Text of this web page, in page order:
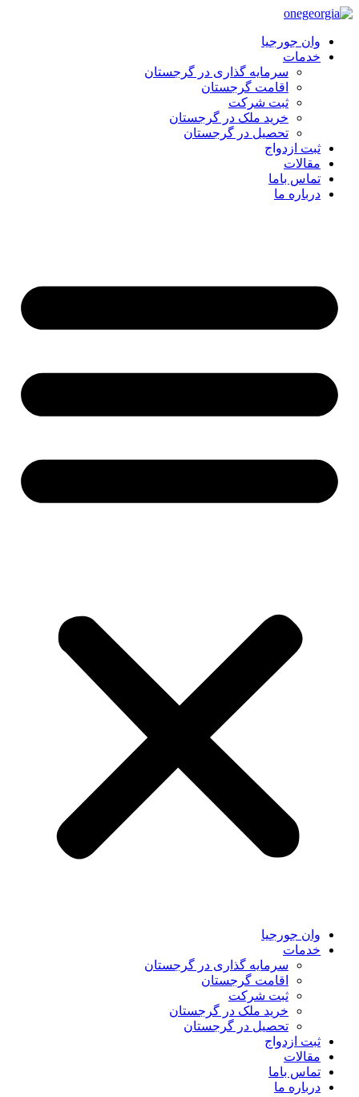
وان جورجیا
خدمات
سرمایه گذاری در گرجستان
اقامت گرجستان
ثبت شرکت
خرید ملک در گرجستان
تحصیل در گرجستان
ثبت ازدواج
مقالات
تماس باما
درباره ما
وان جورجیا
خدمات
سرمایه گذاری در گرجستان
اقامت گرجستان
ثبت شرکت
خرید ملک در گرجستان
تحصیل در گرجستان
ثبت ازدواج
مقالات
تماس باما
درباره ما